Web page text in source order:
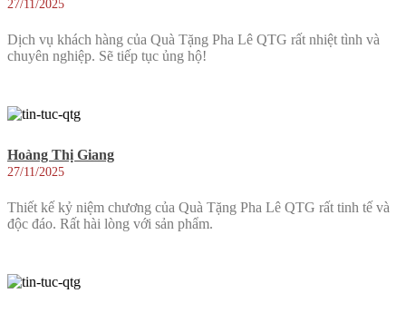
27/11/2025
Dịch vụ khách hàng của Quà Tặng Pha Lê QTG rất nhiệt tình và
chuyên nghiệp. Sẽ tiếp tục ủng hộ!
Hoàng Thị Giang
27/11/2025
Thiết kế kỷ niệm chương của Quà Tặng Pha Lê QTG rất tinh tế và
độc đáo. Rất hài lòng với sản phẩm.